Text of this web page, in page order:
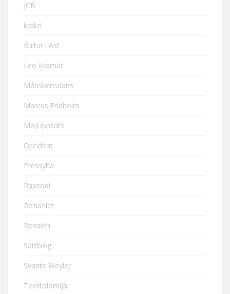
JCB
krakri
Kultur i öst
Leo Kramár
Månskensdans
Marcus Fridholm
MojUppsats
Occident
Pressylta
Rapsodi
ResiaNet
Rosaièn
Salzblog
Svante Weyler
Tekstolomija